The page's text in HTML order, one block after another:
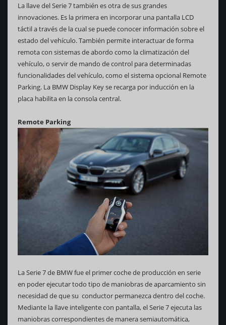
La llave del Serie 7 también es otra de sus grandes
innovaciones. Es la primera en incorporar una pantalla LCD
táctil a través de la cual se puede conocer información sobre el
estado del vehículo. También permite interactuar de forma
remota con sistemas de abordo como la climatización del
vehículo, o servir de mando de control para determinadas
funcionalidades del vehículo, como el sistema opcional Remote
Parking. La BMW Display Key se recarga por inducción en la
placa habilita en la consola central.
Remote Parking
La Serie 7 de BMW fue el primer coche de producción en serie
en poder ejecutar todo tipo de maniobras de aparcamiento sin
necesidad de que su conductor permanezca dentro del coche.
Mediante la llave inteligente con pantalla, el Serie 7 ejecuta las
maniobras correspondientes de manera semiautomática,